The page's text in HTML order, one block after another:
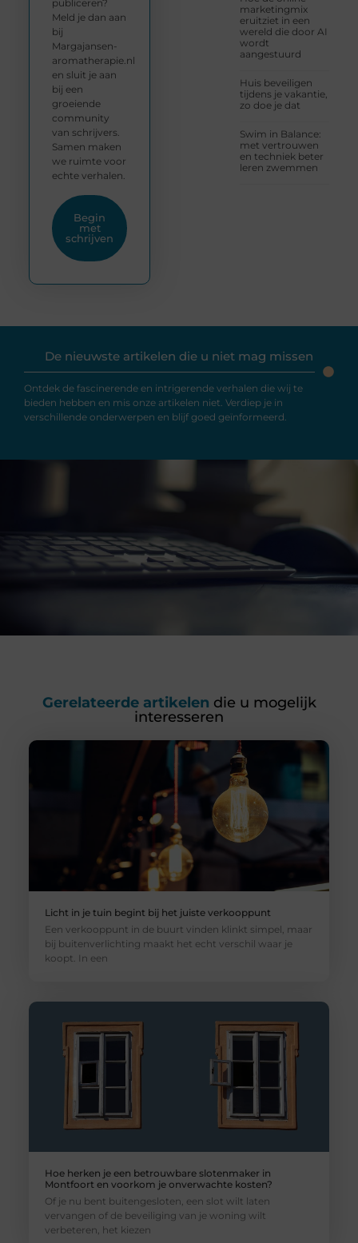
marketingmix
eruitziet in een
wereld die door AI
wordt
aangestuurd
Huis beveiligen
tijdens je vakantie,
zo doe je dat
Swim in Balance:
met vertrouwen
en techniek beter
leren zwemmen
publiceren?
Meld je dan aan
bij
Margajansen-
aromatherapie.nl
en sluit je aan
bij een
groeiende
community
van schrijvers.
Samen maken
we ruimte voor
echte verhalen.
Begin
met
schrijven
De nieuwste artikelen die u niet mag missen
Ontdek de fascinerende en intrigerende verhalen die wij te
bieden hebben en mis onze artikelen niet. Verdiep je in
verschillende onderwerpen en blijf goed geïnformeerd.
Gerelateerde artikelen die u mogelijk
interesseren
Licht in je tuin begint bij het juiste verkooppunt
Een verkooppunt in de buurt vinden klinkt simpel, maar
bij buitenverlichting maakt het echt verschil waar je
koopt. In een
Hoe herken je een betrouwbare slotenmaker in
Montfoort en voorkom je onverwachte kosten?
Of je nu bent buitengesloten, een slot wilt laten
vervangen of de beveiliging van je woning wilt
verbeteren, het kiezen